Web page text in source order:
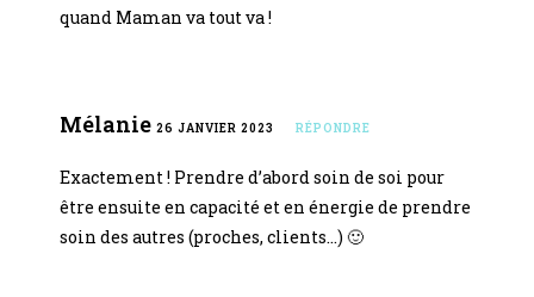
quand Maman va tout va !
Mélanie 26 JANVIER 2023 RÉPONDRE
Exactement ! Prendre d’abord soin de soi pour
être ensuite en capacité et en énergie de prendre
soin des autres (proches, clients…) 🙂